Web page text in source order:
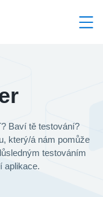
Baví tě testování?
který/á nám pomůže
testováním
aplikace.